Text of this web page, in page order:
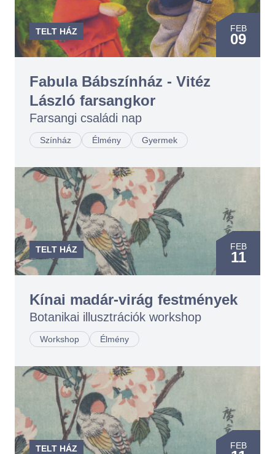
FEB
09
TELT HÁZ
Fabula Bábszínház - Vitéz
László farsangkor
Farsangi családi nap
Színház Élmény Gyermek
FEB
11
12
TELT HÁZ
Kínai madár-virág festmények
Botanikai illusztrációk workshop
Workshop Élmény
FEB
TELT HÁZ